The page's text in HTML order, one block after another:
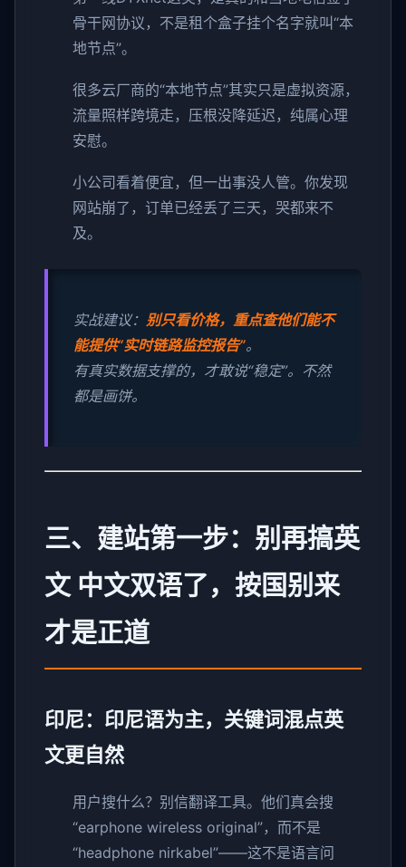
骨干网协议，不是租个盒子挂个名字就叫“本
地节点”。
很多云厂商的“本地节点”其实只是虚拟资源，
流量照样跨境走，压根没降延迟，纯属心理
安慰。
小公司看着便宜，但一出事没人管。你发现
网站崩了，订单已经丢了三天，哭都来不
及。
实战建议： 别只看价格，重点查他们能不
能提供“实时链路监控报告”。
有真实数据支撑的，才敢说“稳定”。不然
都是画饼。
三、建站第一步：别再搞英
文 中文双语了，按国别来
才是正道
印尼：印尼语为主，关键词混点英
文更自然
用户搜什么？别信翻译工具。他们真会搜
“earphone wireless original”，而不是
“headphone nirkabel”——这不是语言问